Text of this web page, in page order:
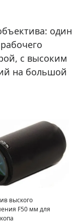
один
с высоким
на большой
выского
F50 мм для